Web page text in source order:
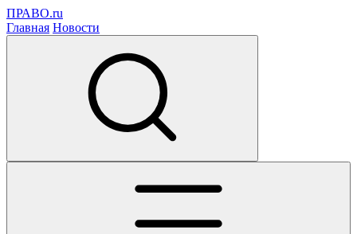
ПРАВО.ru
Главная Новости